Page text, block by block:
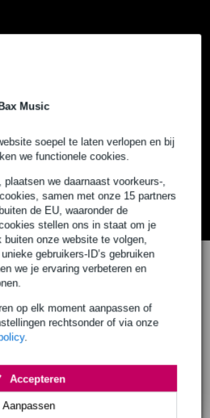
Music
soepel te laten verlopen en bij
we functionele cookies.
we daarnaast voorkeurs-,
samen met onze 15 partners
de EU, waaronder de
stellen ons in staat om je
onze website te volgen,
gebruikers-ID’s gebruiken
we je ervaring verbeteren en
op elk moment aanpassen of
rechtsonder of via onze
.
Aanpassen
Accepteren
voor elke
bieden een natuurlijke rebound die
ligt. De dual‑zone snare maakt
mogelijk, wat de
cymbal pads reageren snel en
beginners meteen een muzikale
van realistisch speelgevoel en
geschikt voor zowel nieuwe
compacte oefenset zoeken.